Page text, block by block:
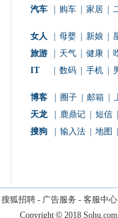
汽车
购车 家居
女人 母婴 新娘
旅游
天气 健康
IT
数码 手机
博客 圈子 邮箱
天龙
鹿鼎记 短信
搜狗
输入法 地图
搜狐招聘- 广告服务 - 客服中心
Copyright © 2018